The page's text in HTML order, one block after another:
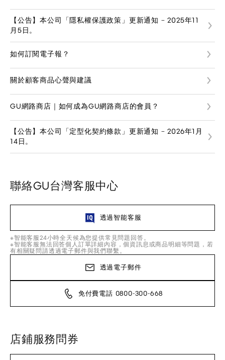
【公告】本公司「隱私權保護政策」更新通知 – 2025年11
月5日。
如何訂閱電子報？
關於顧客商品心聲與建議
GU網路商店｜如何成為GU網路商店的會員？
【公告】本公司「定型化契約條款」更新通知 – 2026年1月
14日。
聯絡GU台灣客服中心
透過智能客服
※智能客服24小時全天候為您提供常見問題回答。
※智能客服無法回答個人訂單詳細內容，個資訊息或商品明細等問題，若
有相關疑問請透過電子郵件與我們聯繫。
透過電子郵件
免付費電話 0800-300-668
店鋪服務問券